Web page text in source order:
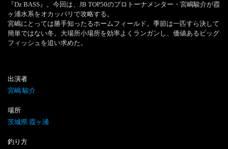
『Dz BASS』。今回は、JB TOP50のプロトーナメンター・宮嶋駿介が霞
ヶ浦水系をオカッパリで攻略する。
宮嶋にとっては勝手知ったるホームフィールド。季節は一匹すら決して
簡単ではない冬。大場所小場所を効率よくランガンし、価値あるビッグ
フィッシュを追い求めた。
出演者
宮嶋 駿介
場所
茨城県 霞ヶ浦
釣り方